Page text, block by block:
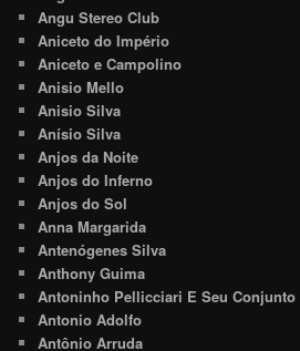
Angu Stereo Club
Aniceto do Império
Aniceto e Campolino
Anisio Mello
Anisio Silva
Anísio Silva
Anjos da Noite
Anjos do Inferno
Anjos do Sol
Anna Margarida
Antenógenes Silva
Anthony Guima
Antoninho Pellicciari E Seu Conjunto
Antonio Adolfo
Antônio Arruda